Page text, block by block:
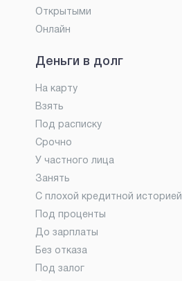
Открытыми
Онлайн
Деньги в долг
На карту
Взять
Под расписку
Срочно
У частного лица
Занять
С плохой кредитной историей
Под проценты
До зарплаты
Без отказа
Под залог